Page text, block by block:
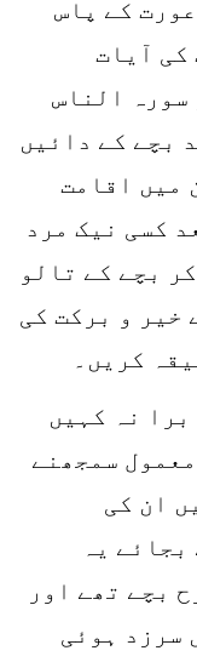
کے پاس
کی آیات
سورہ الناس
بچے کے دائیں
میں اقامت
کسی نیک مرد
بچے کے تالو
خیر و برکت کی
کریں۔
برا نہ کہیں
سمجھنے
ان کی
یہ
بچے تھے اور
سرزد ہوئی